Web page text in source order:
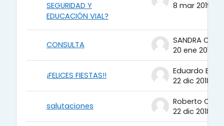
SEGURIDAD Y
EDUCACIÓN VIAL?
8 mar 2019
CONSULTA
20 ene 2019
¡FELICES FIESTAS!!
Eduardo
22 dic 2018
salutaciones
22 dic 2018